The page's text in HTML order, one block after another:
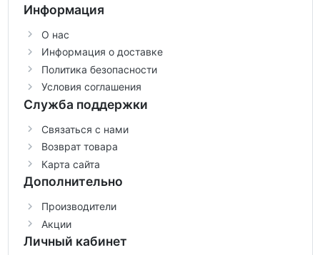
Информация
О нас
Информация о доставке
Политика безопасности
Условия соглашения
Служба поддержки
Связаться с нами
Возврат товара
Карта сайта
Дополнительно
Производители
Акции
Личный кабинет